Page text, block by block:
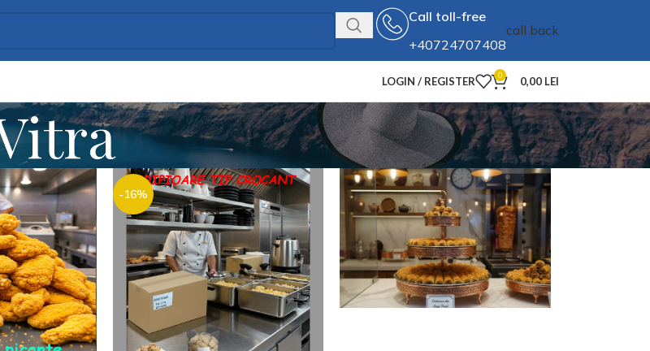
Call toll-free
+40724707408
call back
LOGIN / REGISTER 0 0,00 LEI
-16%